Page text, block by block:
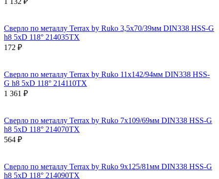
Сверло по металлу Terrax by Ruko 3,5x70/39мм DIN338 HSS-G
h8 5xD 118° 214035TX
172 ₽
Сверло по металлу Terrax by Ruko 11x142/94мм DIN338 HSS-
G h8 5xD 118° 214110TX
1 361 ₽
Сверло по металлу Terrax by Ruko 7x109/69мм DIN338 HSS-G
h8 5xD 118° 214070TX
564 ₽
Сверло по металлу Terrax by Ruko 9x125/81мм DIN338 HSS-G
h8 5xD 118° 214090TX